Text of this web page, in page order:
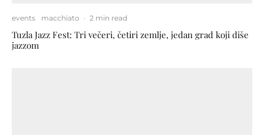
events macchiato · 2 min read
Tuzla Jazz Fest: Tri večeri, četiri zemlje, jedan grad koji diše
jazzom